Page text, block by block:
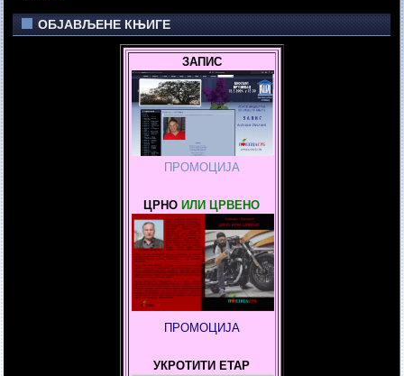
ОБЈАВЉЕНЕ КЊИГЕ
ЗАПИС
ПРОМОЦИЈА
ЦРНО ИЛИ ЦРВЕНО
ПРОМОЦИЈА
УКРОТИТИ ЕТАР